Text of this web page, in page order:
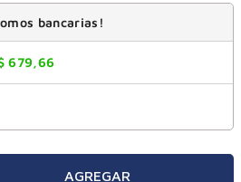
bancarias!
679,66
AGREGAR